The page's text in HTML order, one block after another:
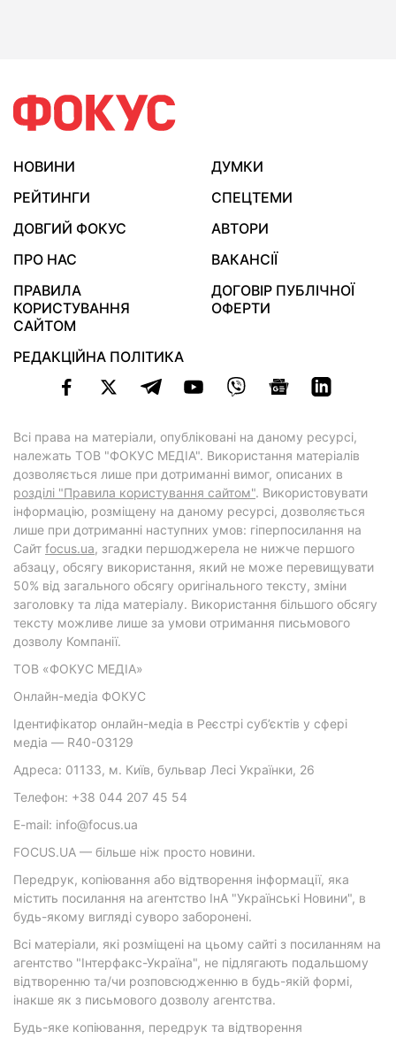
НОВИНИ
ДУМКИ
РЕЙТИНГИ
СПЕЦТЕМИ
ДОВГИЙ ФОКУС
АВТОРИ
ПРО НАС
ВАКАНСІЇ
ПРАВИЛА
КОРИСТУВАННЯ
САЙТОМ
ДОГОВІР ПУБЛІЧНОЇ
ОФЕРТИ
РЕДАКЦІЙНА ПОЛІТИКА
Всі права на матеріали, опубліковані на даному ресурсі,
належать ТОВ "ФОКУС МЕДІА". Використання матеріалів
дозволяється лише при дотриманні вимог, описаних в
розділі "Правила користування сайтом". Використовувати
інформацію, розміщену на даному ресурсі, дозволяється
лише при дотриманні наступних умов: гіперпосилання на
Cайт focus.ua, згадки першоджерела не нижче першого
абзацу, обсягу використання, який не може перевищувати
50% від загального обсягу оригінального тексту, зміни
заголовку та ліда матеріалу. Використання більшого обсягу
тексту можливе лише за умови отримання письмового
дозволу Компанії.
ТОВ «ФОКУС МЕДІА»
Онлайн-медіа ФОКУС
Ідентифікатор онлайн-медіа в Реєстрі суб’єктів у сфері
медіа — R40-03129
Адреса: 01133, м. Київ, бульвар Лесі Українки, 26
Телефон: +38 044 207 45 54
E-mail: info@focus.ua
FOCUS.UA — більше ніж просто новини.
Передрук, копіювання або відтворення інформації, яка
містить посилання на агентство ІнА "Українські Новини", в
будь-якому вигляді суворо заборонені.
Всі матеріали, які розміщені на цьому сайті з посиланням на
агентство "Інтерфакс-Україна", не підлягають подальшому
відтворенню та/чи розповсюдженню в будь-якій формі,
інакше як з письмового дозволу агентства.
Будь-яке копіювання, передрук та відтворення